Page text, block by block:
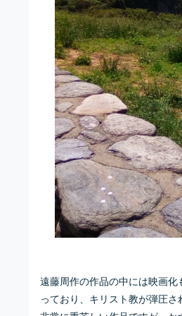
遠藤周作の作品の中には映画
っており、キリスト教が弾圧